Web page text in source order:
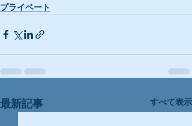
プライベート
最新記事 すべて表示